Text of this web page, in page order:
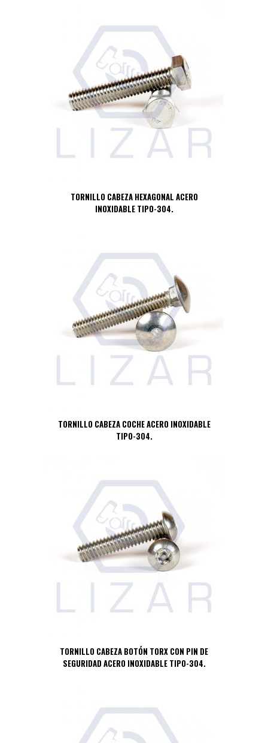
TORNILLO CABEZA HEXAGONAL ACERO
INOXIDABLE TIPO-304.
TORNILLO CABEZA COCHE ACERO INOXIDABLE
TIPO-304.
TORNILLO CABEZA BOTÓN TORX CON PIN DE
SEGURIDAD ACERO INOXIDABLE TIPO-304.